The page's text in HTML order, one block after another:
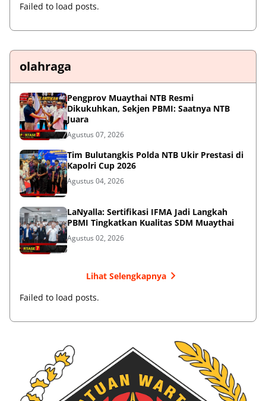
Failed to load posts.
olahraga
Pengprov Muaythai NTB Resmi
Dikukuhkan, Sekjen PBMI: Saatnya NTB
Juara
Agustus 07, 2026
Tim Bulutangkis Polda NTB Ukir Prestasi di
Kapolri Cup 2026
Agustus 04, 2026
LaNyalla: Sertifikasi IFMA Jadi Langkah
PBMI Tingkatkan Kualitas SDM Muaythai
Agustus 02, 2026
Lihat Selengkapnya
Failed to load posts.